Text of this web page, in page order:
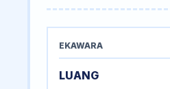
EKAWARA
LUANG